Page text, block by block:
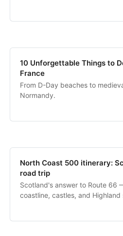
10 Unforgettable Things to
France
From D-Day beaches to
Normandy.
North Coast 500 itinerary:
road trip
Scotland's answer to Route 66
coastline, castles, and Highland